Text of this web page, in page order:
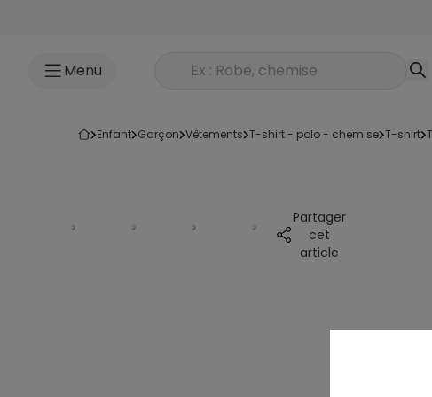
Menu Rechercher un produit
enfant garçon vêtements t-shirt - polo - chemise t-shirt
Partager
cet
article